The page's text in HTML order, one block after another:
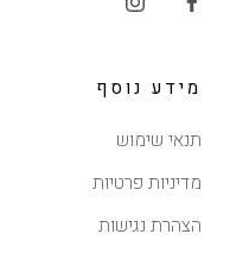
מידע נוסף
תנאי שימוש
מדיניות פרטיות
הצהרת נגישות